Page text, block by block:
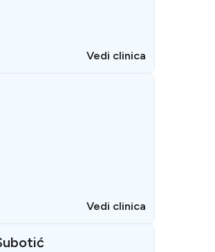
Vedi clinica
Vedi clinica